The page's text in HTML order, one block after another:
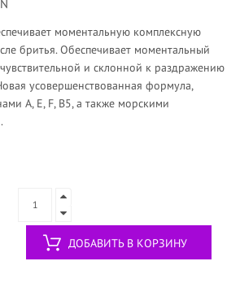
моментальную комплексную
бритья. Обеспечивает моментальный
и склонной к раздражению
усовершенствованная формула,
А, E, F, B5, а также морскими
ДОБАВИТЬ В КОРЗИНУ